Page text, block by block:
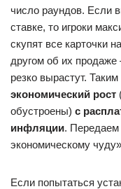
число раундов. Если
ставке, то игроки
скупят все карточки
другом об их
резко вырастут.
экономический рост
обустроены) с
инфляции. Передаем
экономическому
Если попытаться